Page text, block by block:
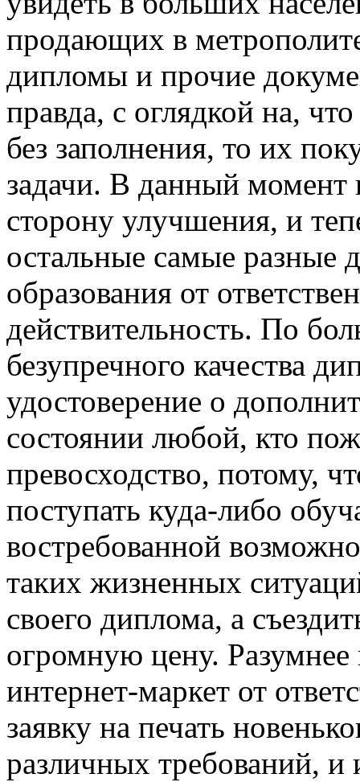
продающих в
дипломы и прочие
правда, с оглядкой на,
без заполнения, то их
задачи. В данный момент
сторону улучшения, и
остальные самые разные
образования от
действительность. По
безупречного качества
удостоверение о
состоянии любой, кто
превосходство, потому,
поступать куда-либо
востребованной
таких жизненных
своего диплома, а
огромную цену. Разумнее
интернет-маркет от
заявку на печать
различных требований, и